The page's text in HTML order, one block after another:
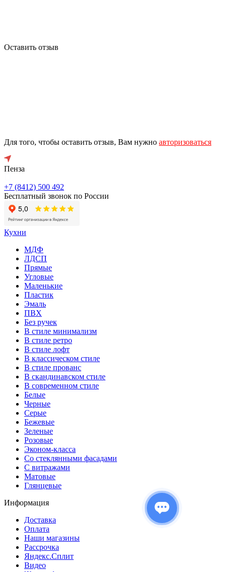
Оставить отзыв
Для того, чтобы оставить отзыв, Вам нужно авторизоваться
Пенза
+7 (8412) 500 492
Бесплатный звонок по России
Кухни
МДФ
ЛДСП
Прямые
Угловые
Маленькие
Пластик
Эмаль
ПВХ
Без ручек
В стиле минимализм
В стиле ретро
В стиле лофт
В классическом стиле
В стиле прованс
В скандинавском стиле
В современном стиле
Белые
Черные
Серые
Бежевые
Зеленые
Розовые
Эконом-класса
Со стеклянными фасадами
С витражами
Матовые
Глянцевые
Информация
Доставка
Оплата
Наши магазины
Рассрочка
Яндекс.Сплит
Видео